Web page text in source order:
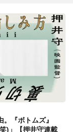
『ボトムズ』
)」【押井守連載